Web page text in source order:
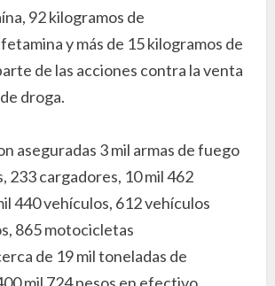
92 kilogramos de
y más de 15 kilogramos de
de las acciones contra la venta
droga.
aseguradas 3 mil armas de fuego
233 cargadores, 10 mil 462
440 vehículos, 612 vehículos
865 motocicletas
de 19 mil toneladas de
mil 724 pesos en efectivo.